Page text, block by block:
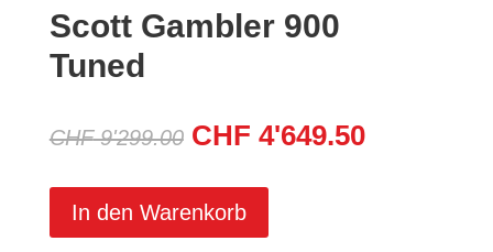
Scott Gambler 900
Tuned
CHF9'299.00 Ursprünglicher
war:
CHF 9'299.00
CHF 4'649.50Aktueller
In den Warenkorb